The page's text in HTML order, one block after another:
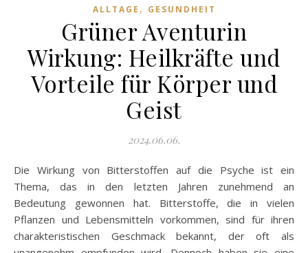
ALLTAGE , GESUNDHEIT
Grüner Aventurin
Wirkung: Heilkräfte und
Vorteile für Körper und
Geist
2024.06.06.
Die Wirkung von Bitterstoffen auf die Psyche ist ein
Thema, das in den letzten Jahren zunehmend an
Bedeutung gewonnen hat. Bitterstoffe, die in vielen
Pflanzen und Lebensmitteln vorkommen, sind für ihren
charakteristischen Geschmack bekannt, der oft als